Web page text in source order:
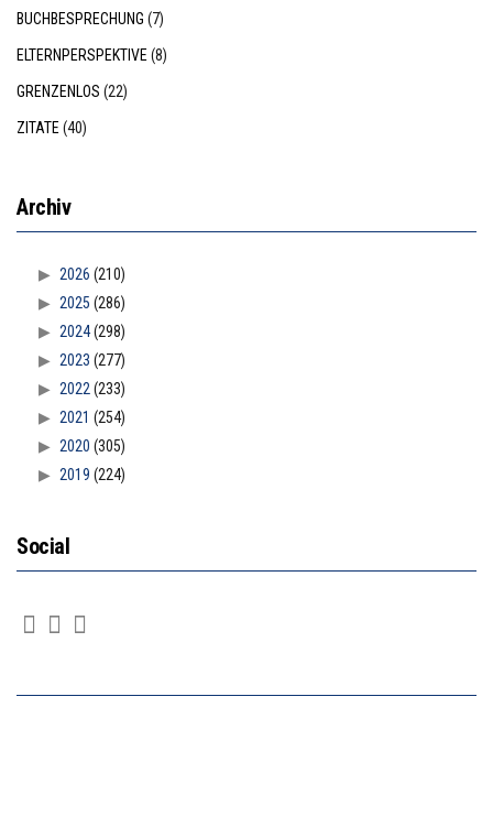
BUCHBESPRECHUNG (7)
ELTERNPERSPEKTIVE(8)
GRENZENLOS (22)
ZITATE(40)
Archiv
2026 (210)
2025 (286)
2024(298)
2023 (277)
2022(233)
2021 (254)
2020 (305)
2019 (224)
Social